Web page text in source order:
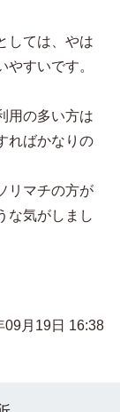
しては、やは
すいです。
用の多い方は
ればかなりの
リマチの方が
な気がしまし
09月19日 16:38